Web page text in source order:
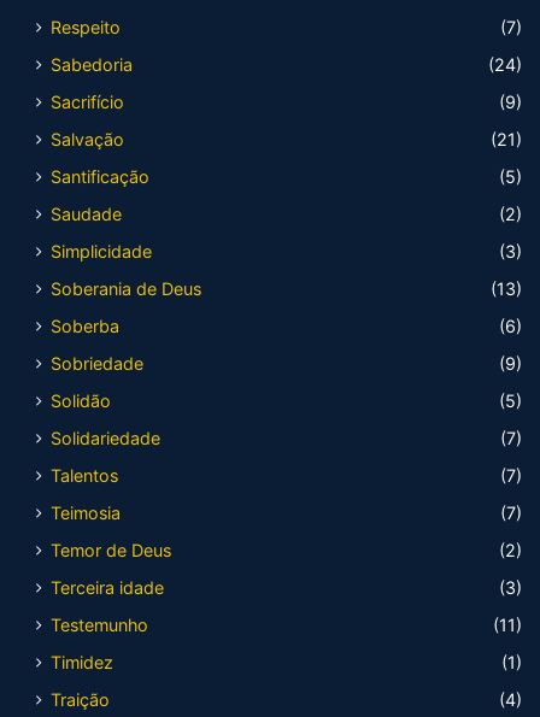
Respeito
(7)
Sabedoria
(24)
Sacrifício
(9)
Salvação
(21)
Santificação
(5)
Saudade
(2)
Simplicidade
(3)
Soberania de Deus
(13)
Soberba
(6)
Sobriedade
(9)
Solidão
(5)
Solidariedade
(7)
Talentos
(7)
Teimosia
(7)
Temor de Deus
(2)
Terceira idade
(3)
Testemunho
(11)
Timidez
(1)
Traição
(4)